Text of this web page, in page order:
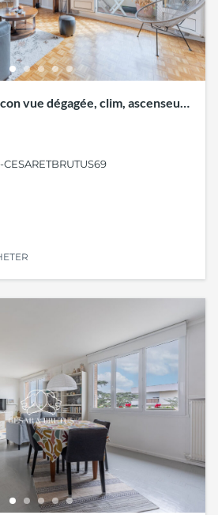
vue dégagée, clim, ascenseur